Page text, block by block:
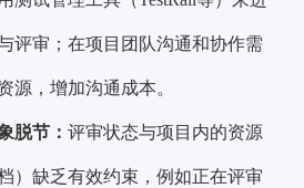
评审；在项目团队沟通和协作需
源，增加沟通成本。
脱节：评审状态与项目内的资源
）缺乏有效约束，例如正在评审